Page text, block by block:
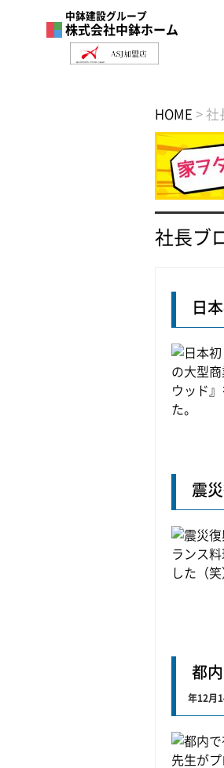
中鉢建設グループ
株式会社中鉢ホーム
HOME > 社
社長ブ
日
震
都
年12月